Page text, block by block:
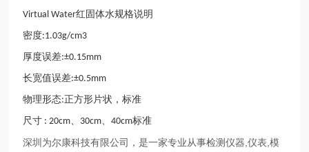
Virtual Water红固体水规格说明
密度:1.03g/cm3
厚度误差:±0.15mm
长宽值误差:±0.5mm
物理形态:正方形片状，标准
尺寸 : 20cm 30cm 、40cm标准
深圳为尔康科技有限公司，是一家专业从事检测仪器,仪表,模